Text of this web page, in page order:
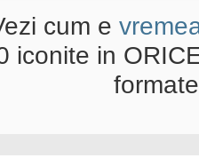
cum e
iconite in